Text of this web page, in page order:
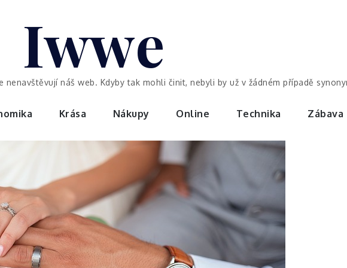
Iwwe
náš web. Kdyby tak mohli činit, nebyli by už v žádném případě
Krása Nákupy Online Technika Zábava